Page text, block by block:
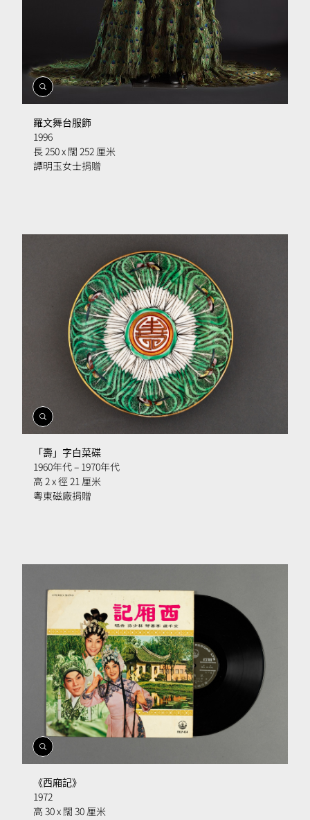
開
啟
相
簿
羅文舞台服飾
1996
長 250 x 闊 252 厘米
譚明玉女士捐贈
開
啟
簿
「壽」字白菜碟
1960年代 – 1970年代
高 2 x 徑 21 厘米
粵東磁廠捐贈
開
啟
相
簿
《西廂記》
1972
高 30 x 闊 30 厘米